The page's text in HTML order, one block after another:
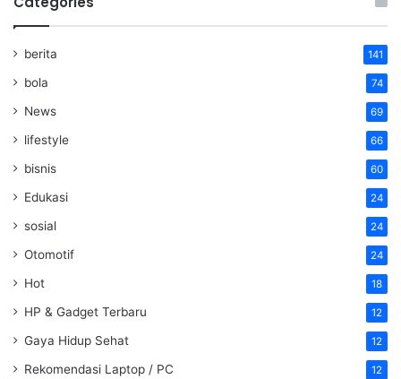
berita 141
bola 74
News 69
lifestyle 66
bisnis 60
Edukasi 24
sosial 24
Otomotif 24
Hot 18
HP & Gadget Terbaru 12
Gaya Hidup Sehat 12
Rekomendasi Laptop / PC 12